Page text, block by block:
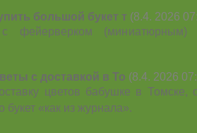
большой букет т (8.4. 2026
с фейерверком
с доставкой в То (8.4. 2026
цветов бабушке в Томске,
букет «как из журнала».